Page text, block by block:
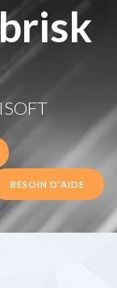
BESOIN D'AIDE